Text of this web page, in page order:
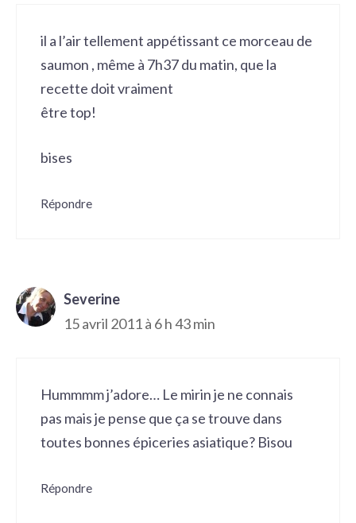
il a l’air tellement appétissant ce morceau de
saumon , même à 7h37 du matin, que la
recette doit vraiment
être top!
bises
Répondre
Severine
15 avril 2011 à 6 h 43 min
Hummmm j’adore… Le mirin je ne connais
pas mais je pense que ça se trouve dans
toutes bonnes épiceries asiatique? Bisou
Répondre